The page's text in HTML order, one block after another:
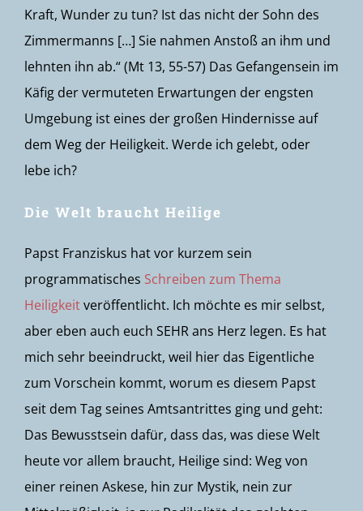
Kraft, Wunder zu tun? Ist das nicht der Sohn des
Zimmermanns […] Sie nahmen Anstoß an ihm und
lehnten ihn ab.“ (Mt 13, 55-57) Das Gefangensein im
Käfig der vermuteten Erwartungen der engsten
Umgebung ist eines der großen Hindernisse auf
dem Weg der Heiligkeit. Werde ich gelebt, oder
lebe ich?
Die Welt braucht Heilige
Papst Franziskus hat vor kurzem sein
programmatisches Schreiben zum Thema
Heiligkeitveröffentlicht. Ich möchte es mir selbst,
aber eben auch euch SEHR ans Herz legen. Es hat
mich sehr beeindruckt, weil hier das Eigentliche
zum Vorschein kommt, worum es diesem Papst
seit dem Tag seines Amtsantrittes ging und geht:
Das Bewusstsein dafür, dass das, was diese Welt
heute vor allem braucht, Heilige sind: Weg von
einer reinen Askese, hin zur Mystik, nein zur